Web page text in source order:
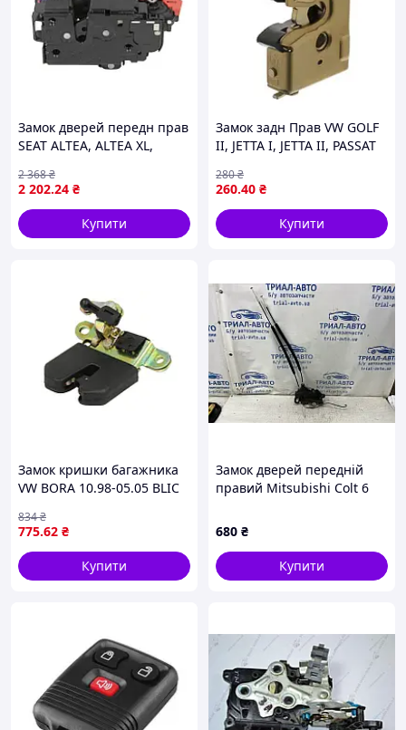
Замок дверей передн прав
SEAT ALTEA, ALTEA XL,
OCTAVIA II, VW CADDY III,
GOLF V, GOLF V PLUS, GOLF
VI, GOLF
2 202.24 ₴
2 368₴
Купити
Замок задн Прав VW GOLF
II, JETTA I, JETTA II, PASSAT
05.73-12.92 FEBI 17022
260.40 ₴
280₴
Купити
Замок кришки багажника
VW BORA 10.98-05.05 BLIC
775.62 ₴
834₴
Купити
Замок дверей передній
правий Mitsubishi Colt 6
680 ₴
Купити